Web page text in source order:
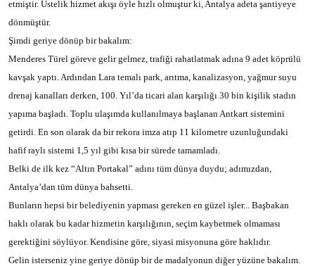
etmiştir. Üstelik hizmet akışı öyle hızlı olmuştur ki, Antalya adeta şantiyeye
dönmüştür.
Şimdi geriye dönüp bir bakalım:
Menderes Türel göreve gelir gelmez, trafiği rahatlatmak adına 9 adet köprülü
kavşak yaptı. Ardından Lara temalı park, arıtma, kanalizasyon, yağmur suyu
drenaj kanalları derken, 100. Yıl’da ticari alan karşılığı 30 bin kişilik stadın
yapıma başladı. Toplu ulaşımda kullanılmaya başlanan Antkart sistemini
getirdi. En son olarak da bir rekora imza atıp 11 kilometre uzunluğundaki
hafif raylı sistemi 1,5 yıl gibi kısa bir sürede tamamladı.
Belki de ilk kez “Altın Portakal” adını tüm dünya duydu; adımızdan,
Antalya’dan tüm dünya bahsetti.
Bunların hepsi bir belediyenin yapması gereken en güzel işler... Başbakan
haklı olarak bu kadar hizmetin karşılığının, seçim kaybetmek olmaması
gerektiğini söylüyor. Kendisine göre, siyasi misyonuna göre haklıdır.
Gelin isterseniz yine geriye dönüp bir de madalyonun diğer yüzüne bakalım.